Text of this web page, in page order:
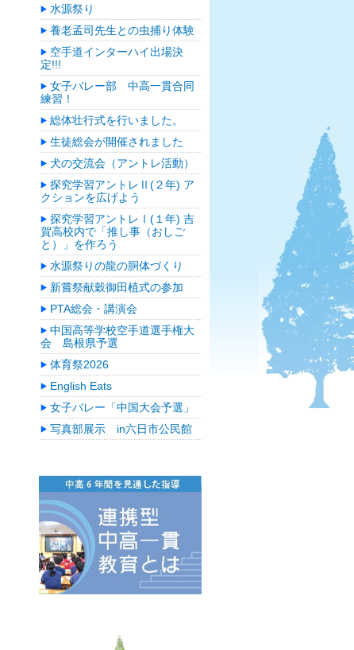
水源祭り
養老孟司先生との虫捕り体験
空手道インターハイ出場決
定!!!
女子バレー部 中高一貫合同
練習！
総体壮行式を行いました。
生徒総会が開催されました
犬の交流会（アントレ活動）
探究学習アントレⅡ(２年) ア
クションを広げよう
探究学習アントレⅠ(１年) 吉
賀高校内で「推し事（おしご
と）」を作ろう
水源祭りの龍の胴体づくり
新嘗祭献穀御田植式の参加
PTA総会・講演会
中国高等学校空手道選手権大
会 島根県予選
体育祭2026
English Eats
女子バレー「中国大会予選」
写真部展示 in六日市公民館